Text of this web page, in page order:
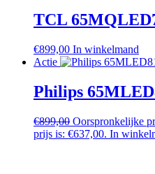
TCL
€899,00 In winkelmand
Actie
Philips
€899,00 Oorspronkelijke
prijs is: €637,00. In